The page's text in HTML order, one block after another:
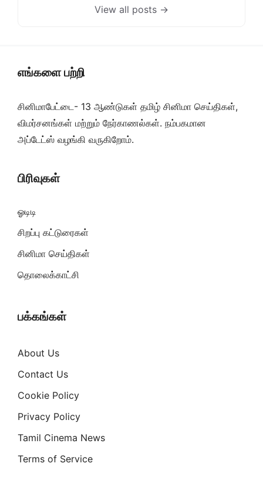
View all posts →
எங்களை பற்றி
சினிமாபேட்டை- 13 ஆண்டுகள் தமிழ் சினிமா செய்திகள்,
விமர்சனங்கள் மற்றும் நேர்காணல்கள். நம்பகமான
அப்டேட்ஸ் வழங்கி வருகிறோம்.
பிரிவுகள்
ஓடிடி
சிறப்பு கட்டுரைகள்
சினிமா செய்திகள்
தொலைக்காட்சி
பக்கங்கள்
About Us
Contact Us
Cookie Policy
Privacy Policy
Tamil Cinema News
Terms of Service